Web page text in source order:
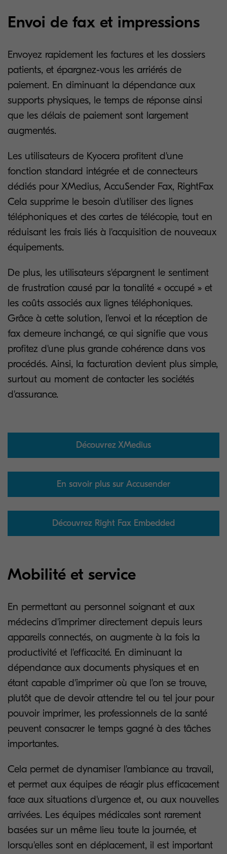
Envoi de fax et impressions
Envoyez rapidement les factures et les dossiers
patients, et épargnez-vous les arriérés de
paiement. En diminuant la dépendance aux
supports physiques, le temps de réponse ainsi
que les délais de paiement sont largement
augmentés.
Les utilisateurs de Kyocera profitent d'une
fonction standard intégrée et de connecteurs
dédiés pour XMedius, AccuSender Fax, RightFax
Cela supprime le besoin d'utiliser des lignes
téléphoniques et des cartes de télécopie, tout en
réduisant les frais liés à l'acquisition de nouveaux
équipements.
De plus, les utilisateurs s'épargnent le sentiment
de frustration causé par la tonalité « occupé » et
les coûts associés aux lignes téléphoniques.
Grâce à cette solution, l'envoi et la réception de
fax demeure inchangé, ce qui signifie que vous
profitez d'une plus grande cohérence dans vos
procédés. Ainsi, la facturation devient plus simple,
surtout au moment de contacter les sociétés
d'assurance.
Découvrez XMedius
En savoir plus sur Accusender
Découvrez Right Fax Embedded
Mobilité et service
En permettant au personnel soignant et aux
médecins d'imprimer directement depuis leurs
appareils connectés, on augmente à la fois la
productivité et l'efficacité. En diminuant la
dépendance aux documents physiques et en
étant capable d'imprimer où que l'on se trouve,
plutôt que de devoir attendre tel ou tel jour pour
pouvoir imprimer, les professionnels de la santé
peuvent consacrer le temps gagné à des tâches
importantes.
Cela permet de dynamiser l'ambiance au travail,
et permet aux équipes de réagir plus efficacement
face aux situations d'urgence et, ou aux nouvelles
arrivées. Les équipes médicales sont rarement
basées sur un même lieu toute la journée, et
lorsqu'elles sont en déplacement, il est important